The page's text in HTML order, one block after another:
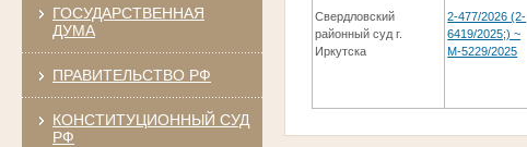
ГОСУДАРСТВЕННАЯ
ДУМА
ПРАВИТЕЛЬСТВО РФ
КОНСТИТУЦИОННЫЙ СУД
РФ
Свердловский
районный суд г.
Иркутска
2-477/2026 (2-
6419/2025;) ~
М-5229/2025